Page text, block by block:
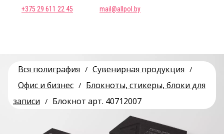
+375 29 611 22 45 mail@allpol.by
Вся полиграфия / Сувенирная продукция /
Офис и бизнес / Блокноты, стикеры, блоки для
записи / Блокнот арт. 40712007